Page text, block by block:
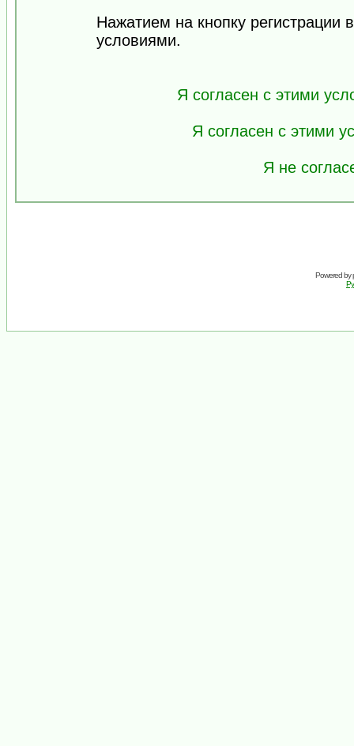
Нажатием на кнопку регистрации
условиями.
Я согласен с этими
Я согласен с этими
Я не
Powered by